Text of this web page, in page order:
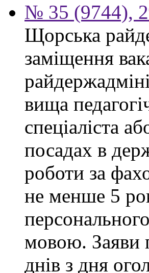
№ 35 (9744),
Щорська
заміщення
вища
спеціаліста
посадах в
роботи за
не менше 5
мовою. Заяви
днів з дня